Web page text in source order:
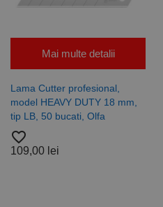
Mai multe detalii
Lama Cutter profesional,
model HEAVY DUTY 18 mm,
tip LB, 50 bucati, Olfa
favorite_border
109,00 lei
poate fi utilizat corect fără
CookieScriptConsent